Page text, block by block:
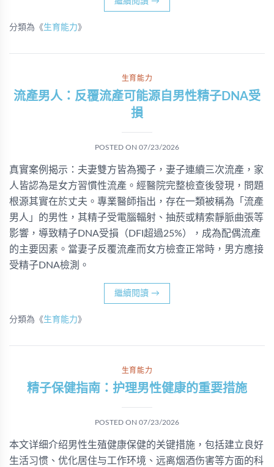
分類為《生育能力》
生育能力
流產男人：反覆流產可能源自男性精子DNA受
損
POSTED ON 07/23/2026
真實案例揭示：夫妻雙方皆為獨子，妻子連續三次流產，家
人皆認為是女方習慣性流產。經醫院完整檢查後發現，問題
根源其實在於丈夫。專業醫師指出，存在一類被稱為「流產
男人」的男性，其精子受電腦輻射、抽菸或精索靜脈曲張等
影響，導致精子DNA受損（DFI超過25%），成為配偶流產
的主要因素。當妻子反覆流產而女方檢查正常時，男方應接
受精子DNA檢測。
繼續閱讀 →
分類為《生育能力》
生育能力
精子保健指南：护理男性健康的重要措施
POSTED ON 07/23/2026
本文详细介绍男性生殖健康保健的关键措施，包括建立良好
生活习惯、优化居住与工作环境、远离烟酒伤害等方面的科